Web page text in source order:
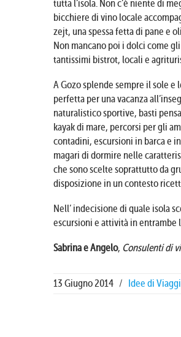
tutta l’isola. Non c’è niente di
bicchiere di vino locale
zejt, una spessa fetta di pane e
Non mancano poi i dolci come
tantissimi bistrot, locali e
A Gozo splende sempre il sole
perfetta per una vacanza
naturalistico sportive, basti
kayak di mare, percorsi per gli
contadini, escursioni in barca e
magari di dormire nelle
che sono scelte soprattutto da
disposizione in un contesto
Nell’ indecisione di quale isola
escursioni e attività in entrambe
Sabrina e Angelo, Consulenti di
13 Giugno 2014 / Idee di